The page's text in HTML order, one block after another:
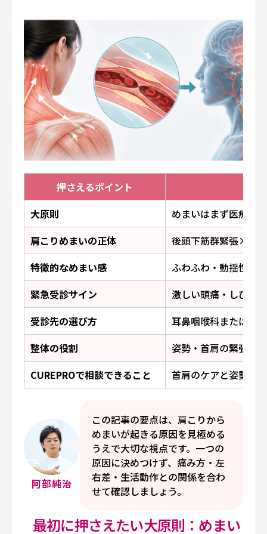
押さえるポイント
大原則
めまいはまず医療機
肩こりめまいの正体
後頭下筋群緊張×血
特徴的なめまい感
ふわふわ・動揺性・
緊急受診サイン
激しい頭痛・しびれ
受診先の選び方
耳鼻咽喉科または脳
整体の役割
姿勢・首肩の緊張・
CUREPROで相談できること
首肩のケアと姿勢か
阿部純治
この記事の要点は、肩こりから
めまいが起きる原因を見極める
うえで大切な視点です。一つの
原因に決めつけず、痛み方・左
右差・生活動作との関係を合わ
せて確認しましょう。
最初に押さえたい大原則：めまい